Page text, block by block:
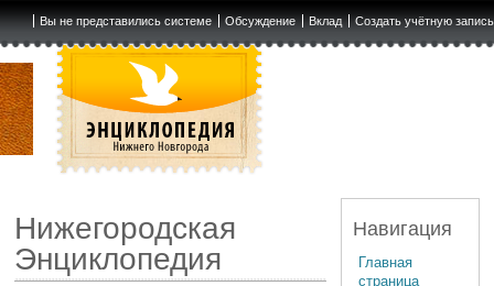
Вы не представились системе Обсуждение Вклад Создать учётную запись
Нижегородская
Энциклопедия
Навигация
Главная
страница